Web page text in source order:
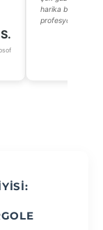
harika bir çözüm
profesyoneldi.”